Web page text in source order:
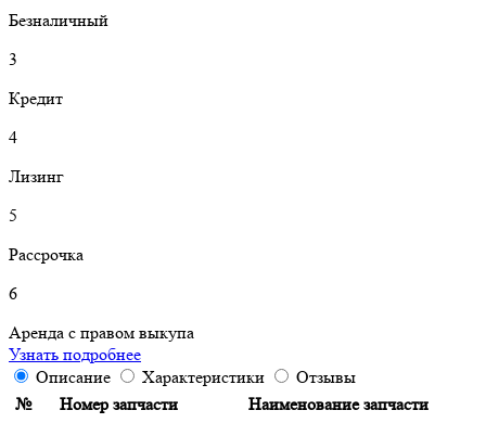
Безналичный
3
Кредит
4
Лизинг
5
Рассрочка
6
Аренда с правом выкупа
Узнать подробнее
Описание
Характеристики
Отзывы
№
Номер запчасти
Наименование запчасти